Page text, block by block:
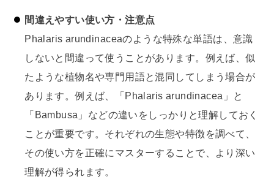
間違えやすい使い方・注意点
Phalaris arundinaceaのような特殊な単語は、意識
しないと間違って使うことがあります。例えば、似
たような植物名や専門用語と混同してしまう場合が
あります。例えば、「Phalaris arundinacea」と
「Bambusa」などの違いをしっかりと理解しておく
ことが重要です。それぞれの生態や特徴を調べて、
その使い方を正確にマスターすることで、より深い
理解が得られます。